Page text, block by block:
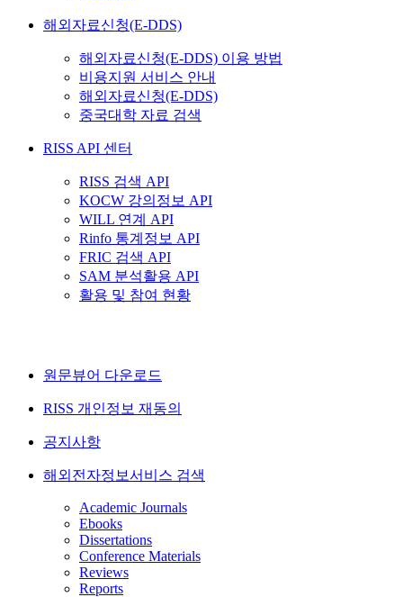
해외자료신청(E-DDS)
해외자료신청(E-DDS) 이용 방법
비용지원 서비스 안내
해외자료신청(E-DDS)
중국대학 자료 검색
RISS API 센터
RISS 검색 API
KOCW 강의정보 API
WILL 연계 API
Rinfo 통계정보 API
FRIC 검색 API
SAM 분석활용 API
활용 및 참여 현황
원문뷰어 다운로드
RISS 개인정보 재동의
공지사항
해외전자정보서비스 검색
Academic Journals
Ebooks
Dissertations
Conference Materials
Reviews
Reports